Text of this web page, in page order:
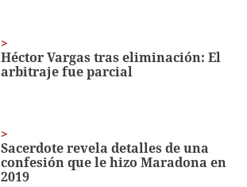
Héctor Vargas tras eliminación: El
arbitraje fue parcial
Sacerdote revela detalles de una
confesión que le hizo Maradona en
2019